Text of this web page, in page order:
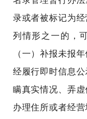
录或者被标记为
列情形之一的，
（一）补报未报
经履行即时信息
瞒真实情况、弄
办理住所或者经